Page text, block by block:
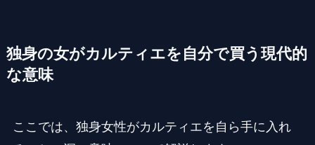
独身の女がカルティエを自分で買う現代的
な意味
ここでは、独身女性がカルティエを自ら手に入れ